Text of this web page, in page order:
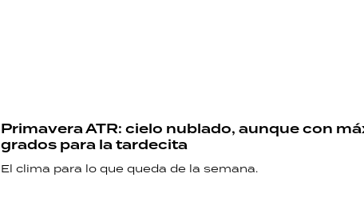
Primavera ATR: cielo nublado, aunque con
grados para la tardecita
El clima para lo que queda de la semana.